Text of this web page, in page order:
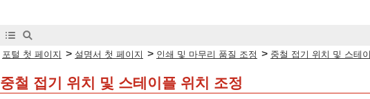
포털 첫 페이지 > 설명서 첫 페이지 > 인쇄 및 마무리 품질 조정 > 중철 접기 위치 및 스테
중철 접기 위치 및 스테이플 위치 조정